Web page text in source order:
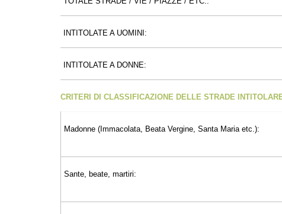
INTITOLATE A UOMINI:
INTITOLATE A DONNE:
CRITERI DI CLASSIFICAZIONE DELLE STRADE
Madonne (Immacolata, Beata Vergine, Santa Maria etc.):
Sante, beate, martiri: